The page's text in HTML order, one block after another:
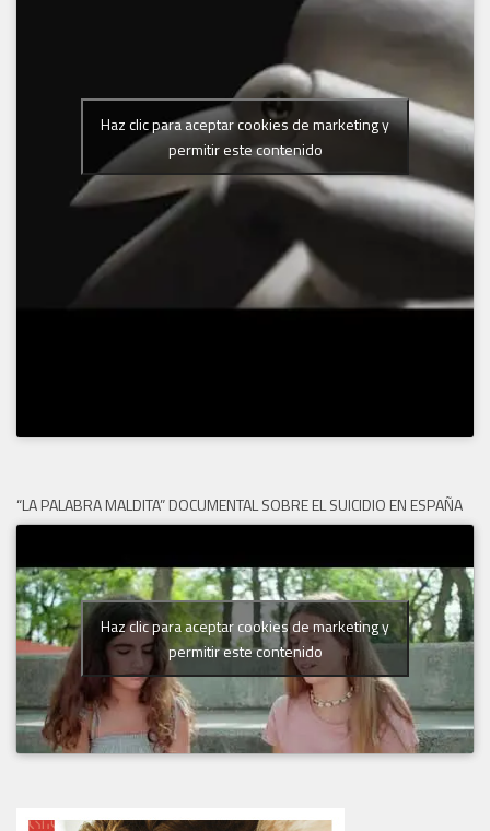
Haz clic para aceptar cookies de marketing y
permitir este contenido
“LA PALABRA MALDITA” DOCUMENTAL SOBRE EL SUICIDIO EN ESPAÑA
Haz clic para aceptar cookies de marketing y
permitir este contenido